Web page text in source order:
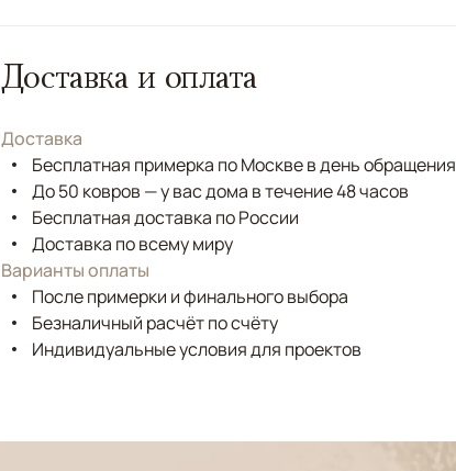
Доставка и оплата
Доставка
Бесплатная примерка по Москве в день обращения
До 50 ковров — у вас дома в течение 48 часов
Бесплатная доставка по России
Доставка по всему миру
Варианты оплаты
После примерки и финального выбора
Безналичный расчёт по счёту
Индивидуальные условия для проектов